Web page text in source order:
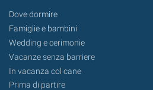
Dove dormire
Famiglie e bambini
Wedding e cerimonie
Vacanze senza barriere
In vacanza col cane
Prima di partire